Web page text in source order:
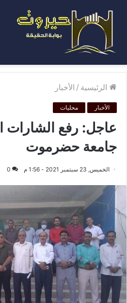
الرئيسية / الأخبار
الأخبار محليات
عاجل: رفع الشارات
جامعة حضرموت
الخميس, 23 سبتمبر 2021 - 1:56 م 0